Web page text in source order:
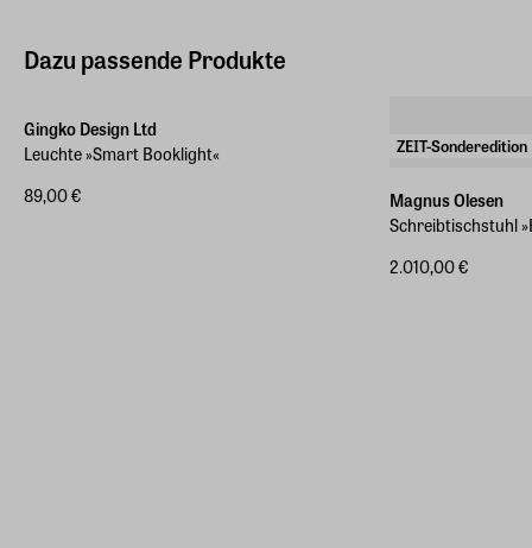
Dazu passende Produkte
Gingko Design Ltd
Leuchte »Smart Booklight«
89,00 €
ZEIT-Sonderedition
Magnus Olesen
Schreibtischstuhl
2.010,00 €